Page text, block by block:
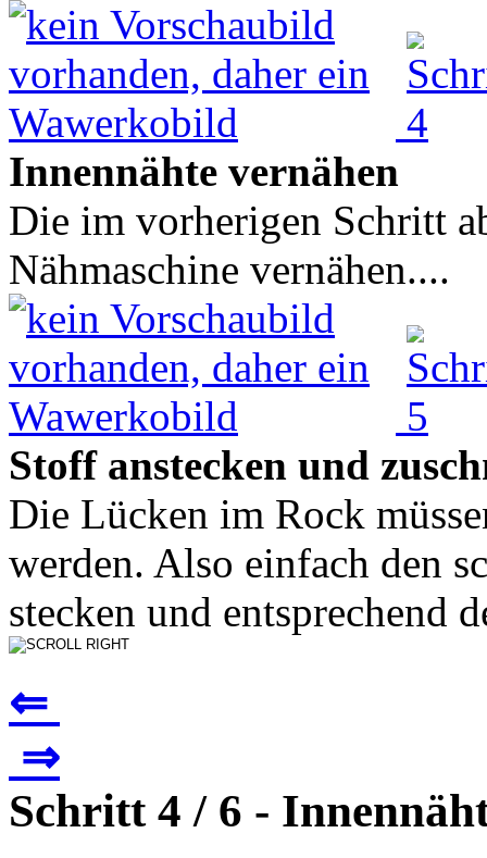
Innennähte vernähen
Die im vorherigen Schritt
Nähmaschine vernähen....
Stoff anstecken und
Die Lücken im Rock
werden. Also einfach den
stecken und entsprechend
⇐
⇒
Schritt 4 / 6 -